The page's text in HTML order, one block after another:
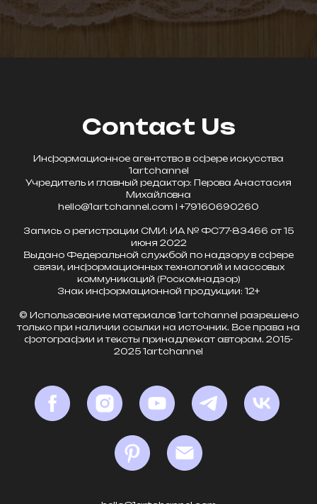
Contact Us
Информационное агентство в сфере искусства
1artchannel
Учредитель и главный редактор: Перова Анастасия
Михайловна
hello@1artchannel.com l +79160690260
Запись о регистрации СМИ: ИА № ФС77-83466 от 15
июня 2022
Выдано Федеральной службой по надзору в сфере
связи, информационных технологий и массовых
коммуникаций (Роскомнадзор)
Знак информационной продукции: 12+
© Использование материалов 1artchannel разрешено
только при наличии ссылки на источник. Все права на
фотографии и тексты принадлежат авторам. 2015-
2025 1artchannel